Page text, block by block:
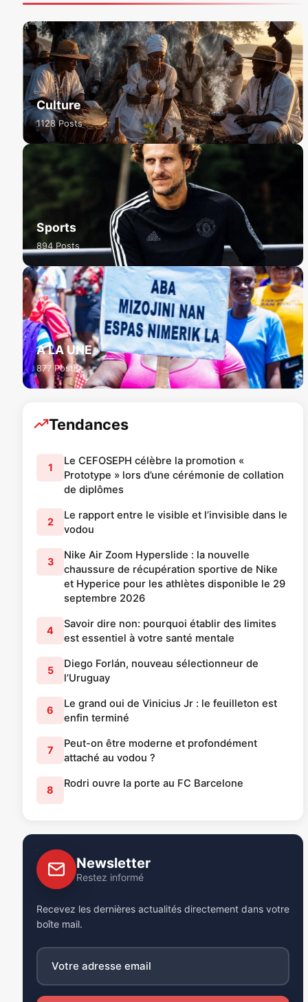
Culture
1128 Posts
Sports
894 Posts
A LA UNE
877 Posts
Tendances
1
Le CEFOSEPH célèbre la promotion «
Prototype » lors d’une cérémonie de collation
de diplômes
2
Le rapport entre le visible et l’invisible dans le
vodou
3
Nike Air Zoom Hyperslide : la nouvelle
chaussure de récupération sportive de Nike
et Hyperice pour les athlètes disponible le 29
septembre 2026
4
Savoir dire non: pourquoi établir des limites
est essentiel à votre santé mentale
5
Diego Forlán, nouveau sélectionneur de
l’Uruguay
6
Le grand oui de Vinicius Jr : le feuilleton est
enfin terminé
7
Peut-on être moderne et profondément
attaché au vodou ?
8
Rodri ouvre la porte au FC Barcelone
Newsletter
Restez informé
Recevez les dernières actualités directement dans votre
boîte mail.